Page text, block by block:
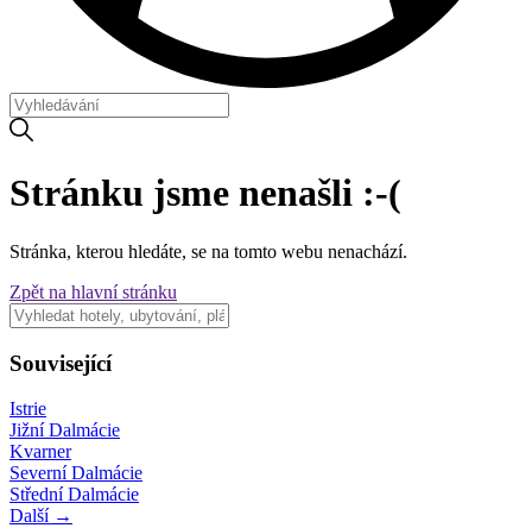
Stránku jsme nenašli :-(
Stránka, kterou hledáte, se na tomto webu nenachází.
Zpět na hlavní stránku
Související
Istrie
Jižní Dalmácie
Kvarner
Severní Dalmácie
Střední Dalmácie
Další →